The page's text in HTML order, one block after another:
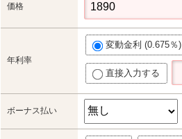
価格
年利率
変動金利 (0.675％)
直接入力する
ボーナス払い